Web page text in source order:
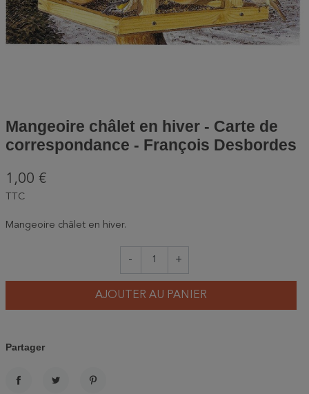
Mangeoire châlet en hiver - Carte de
correspondance - François Desbordes
1,00 €
TTC
Mangeoire châlet en hiver.
- +
AJOUTER AU PANIER
Partager